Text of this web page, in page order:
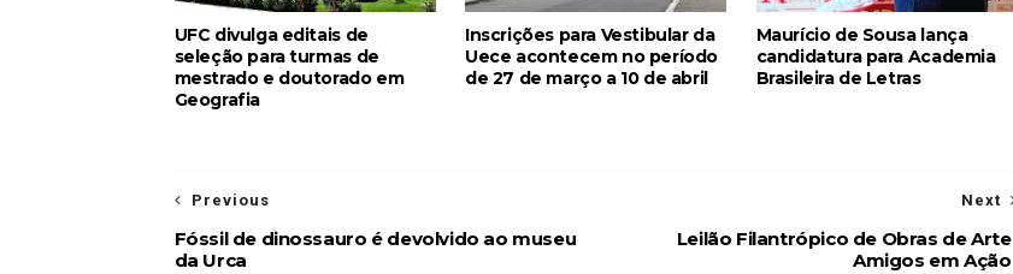
UFC divulga editais de
seleção para turmas de
mestrado e doutorado em
Geografia
Inscrições para Vestibular da
Uece acontecem no período
de 27 de março a 10 de abril
Maurício de Sousa lança
candidatura para Academia
Brasileira de Letras
Next
Leilão Filantrópico de Obras de Arte
Amigos em Ação
Previous
Fóssil de dinossauro é devolvido ao museu
da Urca